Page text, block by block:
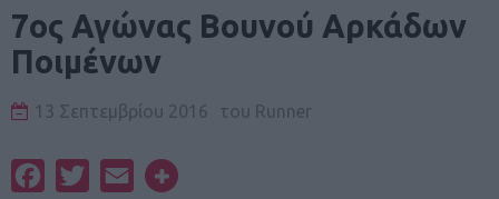
7ος Αγώνας Βουνού Αρκάδων
Ποιμένων
13 Σεπτεμβρίου 2016 του Runner
FacebookTwitterEmail